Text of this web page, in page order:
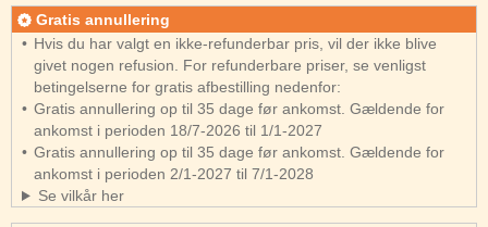
Gratis annullering
Hvis du har valgt en ikke-refunderbar pris, vil der ikke blive
givet nogen refusion. For refunderbare priser, se venligst
betingelserne for gratis afbestilling nedenfor:
Gratis annullering op til 35 dage før ankomst. Gældende for
ankomst i perioden 18/7-2026 til 1/1-2027
Gratis annullering op til 35 dage før ankomst. Gældende for
ankomst i perioden 2/1-2027 til 7/1-2028
Se vilkår her